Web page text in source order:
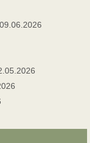
09.06.2026